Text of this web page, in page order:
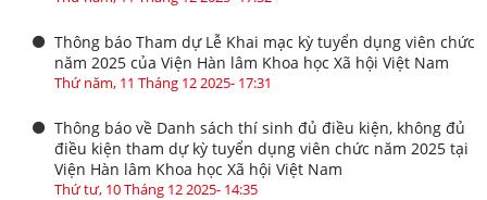
Thông báo Tham dự Lễ Khai mạc kỳ tuyển dụng viên chức
năm 2025 của Viện Hàn lâm Khoa học Xã hội Việt Nam
Thứ năm, 11 Tháng 12 2025- 17:31
Thông báo về Danh sách thí sinh đủ điều kiện, không đủ
điều kiện tham dự kỳ tuyển dụng viên chức năm 2025 tại
Viện Hàn lâm Khoa học Xã hội Việt Nam
Thứ tư, 10 Tháng 12 2025- 14:35